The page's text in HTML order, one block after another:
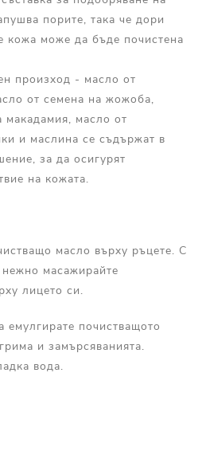
порите, така че дори
кожа може да бъде почистена
произход - масло от
от семена на жожоба,
макадамия, масло от
и маслина се съдържат в
за да осигурят
на кожата.
масло върху ръцете. С
масажирайте
лицето си.
емулгирате почистващото
и замърсяванията.
вода.